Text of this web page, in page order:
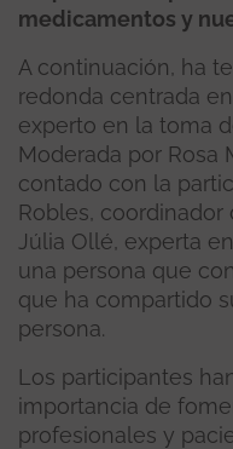
medicamentos y
A continuación, ha
redonda centrada
experto en la toma
Moderada por Rosa
contado con la
Robles,
Júlia Ollé, experta
una persona que
que ha compartido
persona.
Los participantes
importancia de
profesionales y